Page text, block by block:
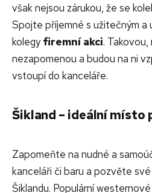
však nejsou zárukou, že se
Spojte příjemné s užitečným a
kolegyfiremní akci.
nezapomenou a budou na ni
vstoupí do kanceláře.
Šikland – ideální místo
Zapomeňte na nudné a
kanceláři či baru a pozvěte
Šiklandu. Populární